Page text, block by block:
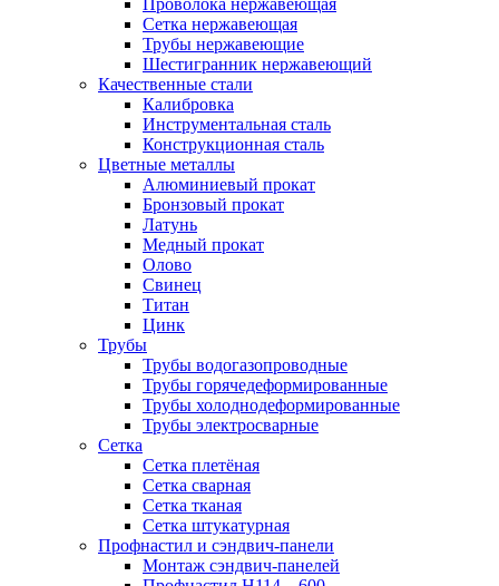
Проволока нержавеющая
Сетка нержавеющая
Трубы нержавеющие
Шестигранник нержавеющий
Качественные стали
Калибровка
Инструментальная сталь
Конструкционная сталь
Цветные металлы
Алюминиевый прокат
Бронзовый прокат
Латунь
Медный прокат
Олово
Свинец
Титан
Цинк
Трубы
Трубы водогазопроводные
Трубы горячедеформированные
Трубы холоднодеформированные
Трубы электросварные
Сетка
Сетка плетёная
Сетка сварная
Сетка тканая
Сетка штукатурная
Профнастил и сэндвич-панели
Монтаж сэндвич-панелей